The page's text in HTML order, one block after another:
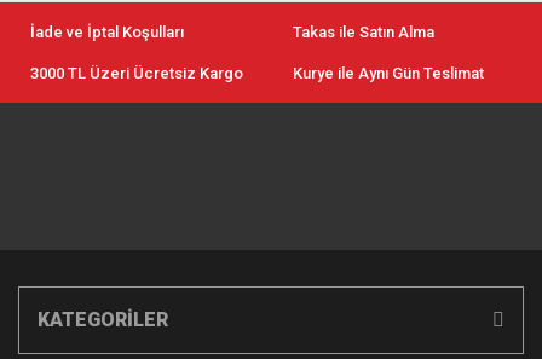
İade ve İptal Koşulları Takas ile Satın Alma
3000 TL Üzeri Ücretsiz Kargo Kurye ile Aynı Gün Teslimat
KATEGORİLER